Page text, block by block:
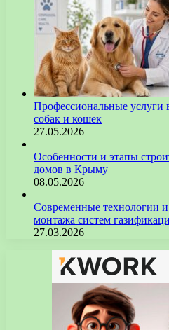
Профессиональные услуги
собак и кошек
27.05.2026
Особенности и этапы
домов в Крыму
08.05.2026
Современные технологии
монтажа систем
27.03.2026